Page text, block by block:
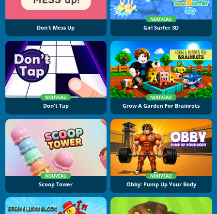
Don't Mess Up
NOUVEAU
Girl Surfer 3D
NOUVEAU
Don't Tap
NOUVEAU
Grow A Garden For Brainrots
NOUVEAU
Scoop Tower
NOUVEAU
Obby: Pump Up Your Body